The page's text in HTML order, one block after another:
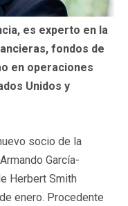
es experto en la
fondos de
en operaciones
Unidos y
socio de la
García-
Herbert Smith
enero. Procedente